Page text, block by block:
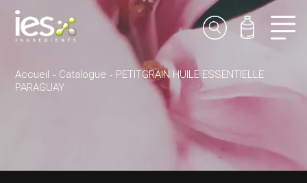
Accueil Catalogue
PETITGRAIN HUILE ESSENTIELLE
PARAGUAY